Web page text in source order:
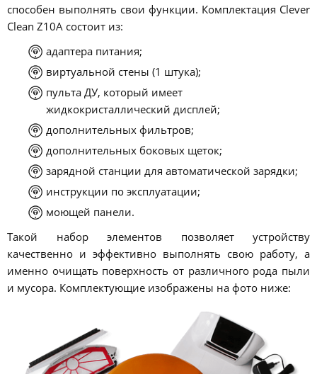
способен выполнять свои функции. Комплектация Clever
Clean Z10A состоит из:
адаптера питания;
виртуальной стены (1 штука);
пульта ДУ, который имеет
жидкокристаллический дисплей;
дополнительных фильтров;
дополнительных боковых щеток;
зарядной станции для автоматической зарядки;
инструкции по эксплуатации;
моющей панели.
Такой набор элементов позволяет устройству
качественно и эффективно выполнять свою работу, а
именно очищать поверхность от различного рода пыли
и мусора. Комплектующие изображены на фото ниже: